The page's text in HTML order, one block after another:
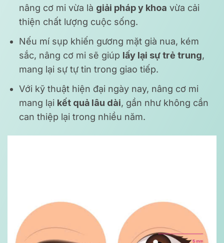
nâng cơ mi vừa là giải pháp y khoa vừa cải
thiện chất lượng cuộc sống.
Nếu mí sụp khiến gương mặt già nua, kém
sắc, nâng cơ mi sẽ giúp lấy lại sự trẻ trung,
mang lại sự tự tin trong giao tiếp.
Với kỹ thuật hiện đại ngày nay, nâng cơ mi
mang lại kết quả lâu dài, gần như không cần
can thiệp lại trong nhiều năm.